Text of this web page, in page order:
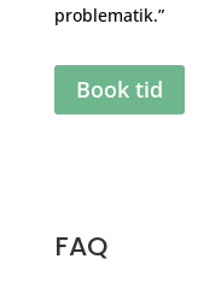
problematik.”
Book tid
FAQ